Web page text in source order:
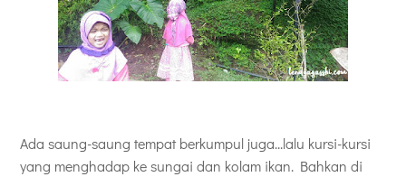
Ada saung-saung tempat berkumpul juga...lalu kursi-kursi
yang menghadap ke sungai dan kolam ikan. Bahkan di